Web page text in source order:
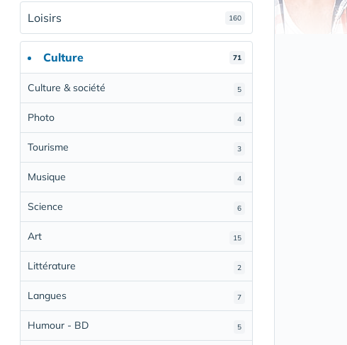
Loisirs 160
Culture 71
Culture & société 5
Photo 4
Tourisme 3
Musique 4
Science 6
Art 15
Littérature 2
Langues 7
Humour - BD 5